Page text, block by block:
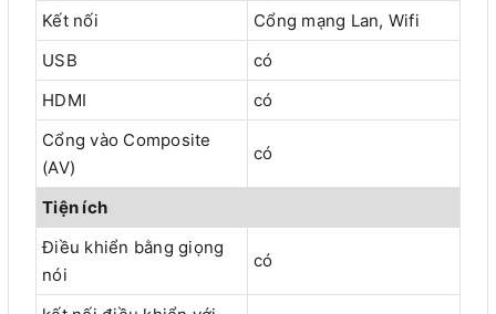
Kết nối
Cổng mạng Lan, Wifi
USB
có
HDMI
có
Cổng vào Composite
(AV)
có
Tiện ích
Điều khiển bằng giọng
nói
có